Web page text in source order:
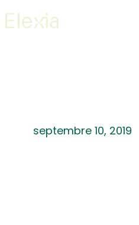
septembre 10, 2019